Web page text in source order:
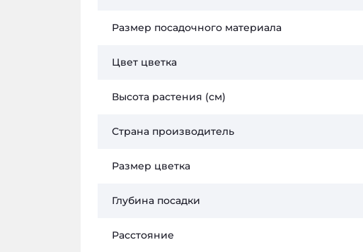
Размер посадочного материала
Цвет цветка
Высота растения (см)
Страна производитель
Размер цветка
Глубина посадки
Расстояние